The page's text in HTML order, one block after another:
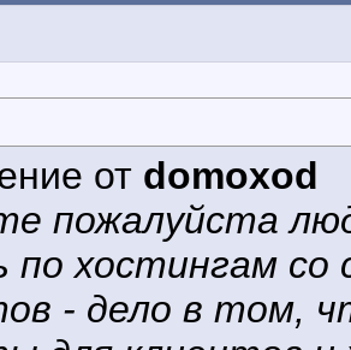
от domoxod
пожалуйста
по хостингам
- дело в том,